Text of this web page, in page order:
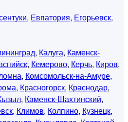
, Евпатория, Егорьевск,
, Калуга, Каменск-
, Кемерово, Керчь, Киров,
, Комсомольск-на-Амуре,
, Красногорск, Краснодар,
, Каменск-Шахтинский,
, Климов, Колпино, Кузнецк,